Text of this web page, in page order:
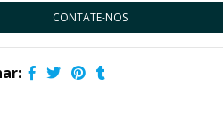
CONTATE-NOS